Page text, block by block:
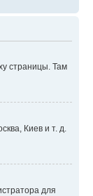
страницы. Там
Киев и т. д.
для